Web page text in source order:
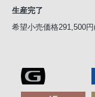
生産完了
希望小売価格291,500